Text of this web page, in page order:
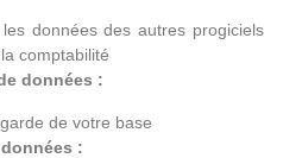
données des autres progiciels
comptabilité
données :
de votre base
: